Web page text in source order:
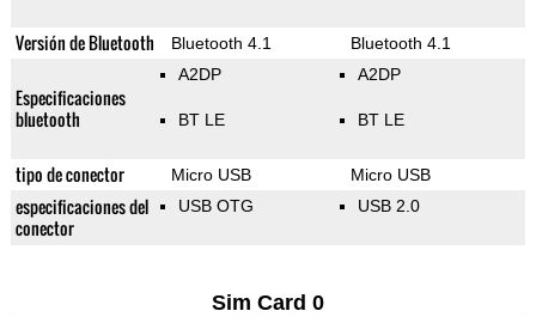
Versión de Bluetooth Bluetooth 4.1 Bluetooth 4.1
Especificaciones
bluetooth
A2DP
BT LE
A2DP
BT LE
tipo de conector Micro USB Micro USB
especificaciones del
conector
USB OTG USB 2.0
Sim Card 0